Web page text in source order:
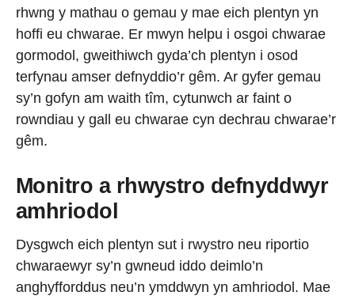
rhwng y mathau o gemau y mae eich plentyn yn
hoffi eu chwarae. Er mwyn helpu i osgoi chwarae
gormodol, gweithiwch gyda’ch plentyn i osod
terfynau amser defnyddio’r gêm. Ar gyfer gemau
sy’n gofyn am waith tîm, cytunwch ar faint o
rowndiau y gall eu chwarae cyn dechrau chwarae’r
gêm.
Monitro a rhwystro defnyddwyr
amhriodol
Dysgwch eich plentyn sut i rwystro neu riportio
chwaraewyr sy’n gwneud iddo deimlo’n
anghyfforddus neu’n ymddwyn yn amhriodol. Mae